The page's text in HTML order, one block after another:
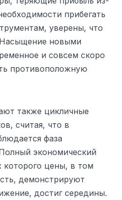
прибегать
уверены, что
новыми
и совсем скоро
противоположную
также цикличные
считая, что в
фаза
экономический
которого цены, в том
демонстрируют
достиг середины.